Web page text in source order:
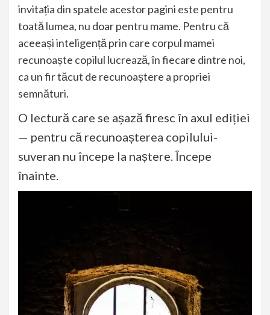
invitația din spatele acestor pagini este pentru
toată lumea, nu doar pentru mame. Pentru că
aceeași inteligență prin care corpul mamei
recunoaște copilul lucrează, în fiecare dintre noi,
ca un fir tăcut de recunoaștere a propriei
semnături.
O lectură care se așază firesc în axul ediției
— pentru că recunoașterea copilului-
suveran nu începe la naștere. Începe
înainte.